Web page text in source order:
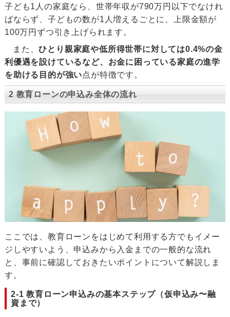
子ども1人の家庭なら、世帯年収が790万円以下でなけれ
ばならず、子どもの数が1人増えるごとに、上限金額が
100万円ずつ引き上げられます。
また、ひとり親家庭や低所得世帯に対しては0.4%の金
利優遇を設けているなど、お金に困っている家庭の進学
を助ける目的が強い点が特徴です。
2 教育ローンの申込み全体の流れ
ここでは、教育ローンをはじめて利用する方でもイメー
ジしやすいよう、申込みから入金までの一般的な流れ
と、事前に確認しておきたいポイントについて解説しま
す。
2-1 教育ローン申込みの基本ステップ（仮申込み〜融
資まで）